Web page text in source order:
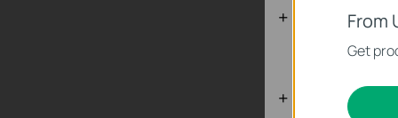
From
Get
Alap
Ezek a cookie -k
Marketing